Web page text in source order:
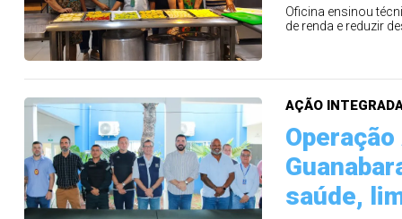
Oficina ensinou
de renda e reduzir
AÇÃO
saúde,